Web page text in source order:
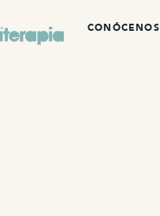
CONÓCENOS